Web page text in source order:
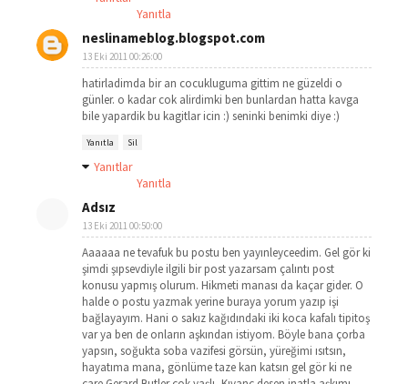
Yanıtla
neslinameblog.blogspot.com
13 Eki 2011 00:26:00
hatirladimda bir an cocukluguma gittim ne güzeldi o
günler. o kadar cok alirdimki ben bunlardan hatta kavga
bile yapardik bu kagitlar icin :) seninki benimki diye :)
Yanıtla Sil
Yanıtlar
Yanıtla
Adsız
13 Eki 2011 00:50:00
Aaaaaa ne tevafuk bu postu ben yayınleyceedim. Gel gör ki
şimdi şıpsevdiyle ilgili bir post yazarsam çalıntı post
konusu yapmış olurum. Hikmeti manası da kaçar gider. O
halde o postu yazmak yerine buraya yorum yazıp işi
bağlayayım. Hani o sakız kağıdındaki iki koca kafalı tipitoş
var ya ben de onların aşkından istiyom. Böyle bana çorba
yapsın, soğukta soba vazifesi görsün, yüreğimi ısıtsın,
hayatıma mana, gönlüme taze kan katsın gel gör ki ne